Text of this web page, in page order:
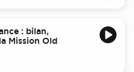
: bilan,
Mission Old